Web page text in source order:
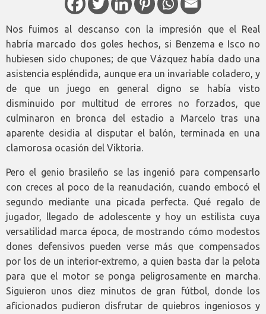
Nos fuimos al descanso con la impresión que el Real
habría marcado dos goles hechos, si Benzema e Isco no
hubiesen sido chupones; de que Vázquez había dado una
asistencia espléndida, aunque era un invariable coladero, y
de que un juego en general digno se había visto
disminuido por multitud de errores no forzados, que
culminaron en bronca del estadio a Marcelo tras una
aparente desidia al disputar el balón, terminada en una
clamorosa ocasión del Viktoria.
Pero el genio brasileño se las ingenió para compensarlo
con creces al poco de la reanudación, cuando embocó el
segundo mediante una picada perfecta. Qué regalo de
jugador, llegado de adolescente y hoy un estilista cuya
versatilidad marca época, de mostrando cómo modestos
dones defensivos pueden verse más que compensados
por los de un interior-extremo, a quien basta dar la pelota
para que el motor se ponga peligrosamente en marcha.
Siguieron unos diez minutos de gran fútbol, donde los
aficionados pudieron disfrutar de quiebros ingeniosos y